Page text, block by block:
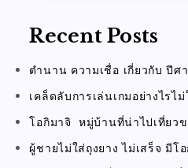
Recent Posts
ตำนาน ความเชื่อ เกี่ยวกับ ปี
เคล็ดลับการเล่นเกมอย่างไรไ
โอกิมาจิ หมู่บ้านที่น่าไปเที่ยว
ผู้ชายไม่ใส่ถุงยาง ไม่เสร็จ มีโ